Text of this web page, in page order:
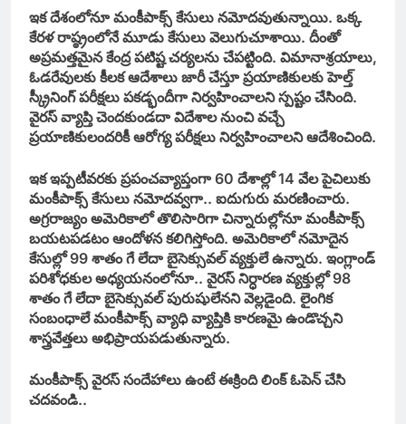
ఇక దేశంలోనూ మంకీపాక్స్ కేసులు నమోదవుతున్నాయి. ఒక్క
కేరళ రాష్ఠ్రంలోనే మూడు కేసులు వెలుగుచూశాయి. దీంతో
అప్రమత్తమైన కేంద్ర పటిష్ట చర్యలను చేపట్టింది. విమానాశ్రయాలు,
ఓడరేవులకు కీలక ఆదేశాలు జారీ చేస్తూ ప్రయాణికులకు హెల్త్‌
స్క్రీనింగ్‌ పరీక్షలు పకడ్భందీగా నిర్వహించాలని స్పష్టం చేసింది.
వైరస్ వ్యాప్తి చెందకుండదా విదేశాల నుంచి వచ్చే
ప్రయాణికులందరికీ ఆరోగ్య పరీక్షలు నిర్వహించాలని ఆదేశించింది.
ఇక ఇప్పటీవరకు ప్రపంచవ్యాప్తంగా 60 దేశాల్లో 14 వేల పైచిలుకు
మంకీపాక్స్ కేసులు నమోదవ్వగా.. ఐదుగురు మరణించారు.
అగ్రరాజ్యం అమెరికాలో తొలిసారిగా చిన్నారుల్లోనూ మంకీపాక్స్
బయటపడటం ఆందోళన కలిగిస్తోంది. అమెరికాలో నమోదైన
కేసుల్లో 99 శాతం గే లేదా బైసెక్సువల్ వ్యక్తులే ఉన్నారు. ఇంగ్లాండ్
పరిశోధకుల అధ్యయనంలోనూ.. వైరస్ నిర్ధారణ వ్యక్తుల్లో 98
శాతం గే లేదా బైసెక్సువల్‌ పురుషులేనని వెల్లడైంది. లైంగిక
సంబంధాలే మంకీపాక్స్ వ్యాధి వ్యాప్తికి కారణమై ఉండొచ్చని
శాస్త్రవేత్తలు అభిప్రాయపడుతున్నారు.
మంకీపాక్స్ వైరస్ సందేహాలు ఉంటే ఈక్రింది లింక్ ఓపెన్ చేసి
చదవండి..